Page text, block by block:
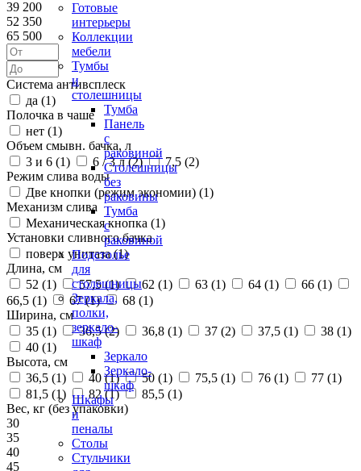
Готовые
интерьеры
Коллекции
мебели
Тумбы
и
столешницы
Тумба
Панель
с
раковиной
Столешницы
без
раковины
Тумба
с
раковиной
Подстолье
для
столешницы
Зеркала,
полки,
зеркало-
шкаф
Зеркало
Зеркало-
шкаф
Шкафы
и
пеналы
Столы
Стульчики
39 200
52 350
65 500
Система антивсплеск
да (1)
Полочка в чаше
нет (1)
Объем смывн. бачка, л
3 и 6 (1) 6 / 3 л (2) 7,5 (2)
Режим слива воды
Две кнопки (режим экономии) (1)
Механизм слива
Механическая кнопка (1)
Установки сливного бачка
поверх унитаза (1)
Длина, см
52 (1) 57,5 (1) 62 (1) 63 (1) 64 (1) 66 (1)
66,5 (1) 67 (1) 68 (1)
Ширина, см
35 (1) 36,5 (2) 36,8 (1) 37 (2) 37,5 (1) 38 (1)
40 (1)
Высота, см
36,5 (1) 40 (1) 50 (1) 75,5 (1) 76 (1) 77 (1)
81,5 (1) 82 (1) 85,5 (1)
Вес, кг (без упаковки)
30
35
40
45